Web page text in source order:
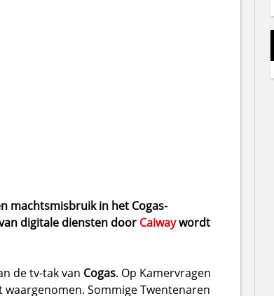
machtsmisbruik in het Cogas-
digitale diensten door Caiwaywordt
de tv-tak van Cogas. Op Kamervragen
Sommige Twentenaren